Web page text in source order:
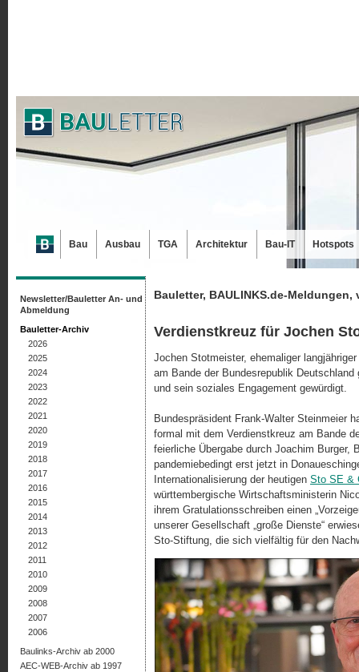
Bauletter, BAULINKS.de-Meldungen,
Verdienstkreuz für Jochen
Jochen Stotmeister, ehemaliger
am Bande der Bundesrepublik
und sein soziales Engagement gewürdigt.
Bundespräsident Frank-Walter Steinmeier
formal mit dem Verdienstkreuz am Bande
feierliche Übergabe durch Joachim Burger,
pandemiebedingt erst jetzt in
Internationalisierung der heutigen Sto SE &
württembergische Wirtschaftsministerin
ihrem Gratulationsschreiben einen
unserer Gesellschaft „große Dienste“
Sto-Stiftung, die sich vielfältig für den
Newsletter/Bauletter An- und
Abmeldung
Bauletter-Archiv
2026
2025
2024
2023
2022
2021
2020
2019
2018
2017
2016
2015
2014
2013
2012
2011
2010
2009
2008
2007
2006
Baulinks-Archiv ab 2000
AEC-WEB-Archiv ab 1997
Bau Ausbau TGA Architektur Bau-IT Hotspots